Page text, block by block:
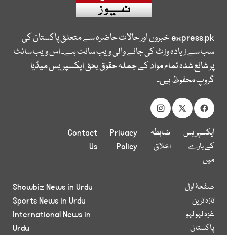
express.pkخبروں اور حالات حاضرہ سے متعلق پاکستان کی
سب سے زیادہ وزٹ کی جانے والی ویب سائٹ ہے۔ اس ویب سائٹ
پر شائع شدہ تمام مواد کے جملہ حقوق بحق ایکسپریس میڈیا
گروپ محفوظ ہیں۔
ایکسپریس
کے بارے
میں
ضابطہ
اخلاق
Privacy
Policy
Contact
Us
صفحۂ اول
تازہ ترین
غزہ لہو لہو
پاکستان
Showbiz News in Urdu
Sports News in Urdu
International News in
Urdu